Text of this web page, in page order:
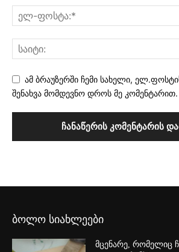
ამ ბრაუზერში ჩემი სახელი,
შენახვა მომდევნო დროს მე კომენტარით.
ბოლო სიახლეები
მცენარე, რომელიც